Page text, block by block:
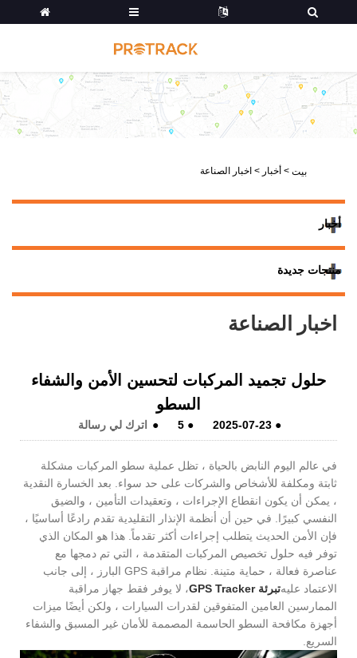
بيت > أخبار > اخبار الصناعة
أخبار
منتجات جديدة
اخبار الصناعة
حلول تجميد المركبات لتحسين الأمن والشفاء
السطو
●
2025-07-23
●
5
● اترك لي رسالة
في عالم اليوم النابض بالحياة ، تظل عملية سطو المركبات مشكلة
ثابتة ومكلفة للأشخاص والشركات على حد سواء. بعد الخسارة النقدية
، يمكن أن يكون انقطاع الإجراءات ، وتعقيدات التأمين ، والضيق
النفسي كبيرًا. في حين أن أنظمة الإنذار التقليدية تقدم رادعًا أساسيًا ،
فإن الأمن الحديث يتطلب إجراءات أكثر تقدماً. هذا هو المكان الذي
توفر فيه حلول تخصيص المركبات المتقدمة ، التي تم دمجها مع
عناصرة فعالة ، حماية متينة. نظام مراقبة GPS البارز ، إلى جانب
الاعتماد عليهتبرئة GPS Tracker
، لا يوفر فقط جهاز مراقبة
الممارسين العامين المتفوقين لقدرات السيارات ، ولكن أيضًا ميزات
أجهزة مكافحة السطو الحاسمة المصممة للأمان غير المسبق والشفاء
السريع.